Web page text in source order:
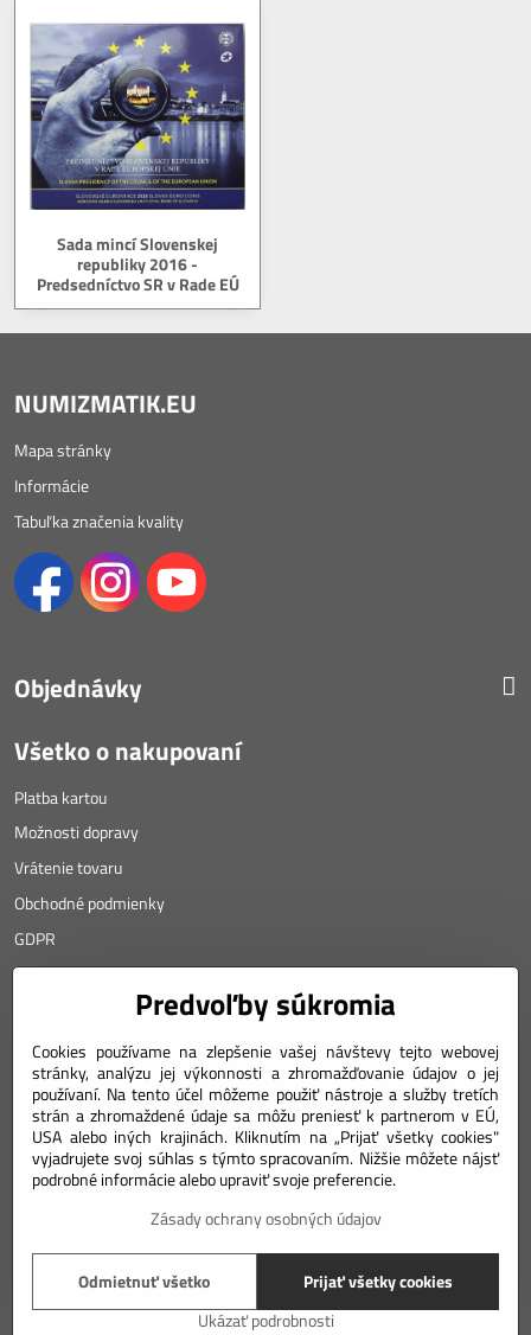
Sada mincí Slovenskej
republiky 2016 -
Predsedníctvo SR v Rade EÚ
NUMIZMATIK.EU
Mapa stránky
Informácie
Tabuľka značenia kvality
Objednávky
Všetko o nakupovaní
Platba kartou
Možnosti dopravy
Vrátenie tovaru
Obchodné podmienky
GDPR
Angyalova 461/75
967 01 Kremnica
SLOVAKIA
Mobil: +421 911 633 688
e-mail: weiss(@)numizmatik.eu
©2026Copyright
Predvoľby súkromia
Zásady ochrany osobných údajov
Podmienky používania
Predvoľby súkromia
Cookies používame na zlepšenie vašej návštevy tejto webovej
stránky, analýzu jej výkonnosti a zhromažďovanie údajov o jej
používaní. Na tento účel môžeme použiť nástroje a služby tretích
strán a zhromaždené údaje sa môžu preniesť k partnerom v EÚ,
USA alebo iných krajinách. Kliknutím na „Prijať všetky cookies"
vyjadrujete svoj súhlas s týmto spracovaním. Nižšie môžete nájsť
podrobné informácie alebo upraviť svoje preferencie.
Zásady ochrany osobných údajov
Ukázať podrobnosti
Prijať všetky cookies
Odmietnuť všetko